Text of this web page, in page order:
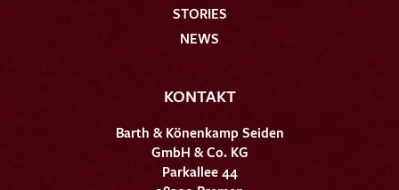
STORIES
NEWS
KONTAKT
Barth & Könenkamp Seiden
GmbH & Co. KG
Parkallee 44